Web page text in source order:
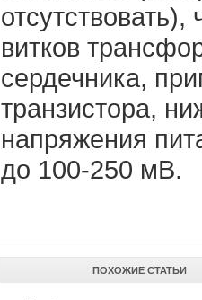
витков
сердечника,
транзистора,
напряжения
до 100-250 мВ.
ПОХОЖИЕ СТАТЬИ